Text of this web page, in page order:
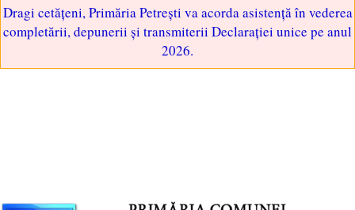
Dragi cetățeni, Primăria Petrești va acorda asistență în vederea
completării, depunerii și transmiterii Declarației unice pe anul
2026.